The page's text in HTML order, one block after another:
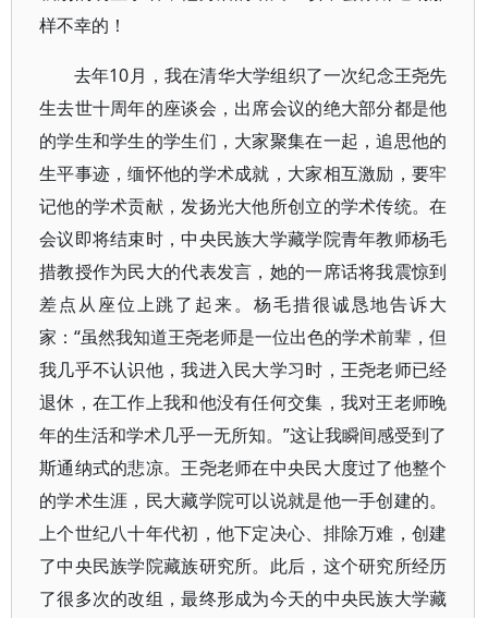
样不幸的！
去年10月，我在清华大学组织了一次纪念王尧先
生去世十周年的座谈会，出席会议的绝大部分都是他
的学生和学生的学生们，大家聚集在一起，追思他的
生平事迹，缅怀他的学术成就，大家相互激励，要牢
记他的学术贡献，发扬光大他所创立的学术传统。在
会议即将结束时，中央民族大学藏学院青年教师杨毛
措教授作为民大的代表发言，她的一席话将我震惊到
差点从座位上跳了起来。杨毛措很诚恳地告诉大
家：“虽然我知道王尧老师是一位出色的学术前辈，但
我几乎不认识他，我进入民大学习时，王尧老师已经
退休，在工作上我和他没有任何交集，我对王老师晚
年的生活和学术几乎一无所知。”这让我瞬间感受到了
斯通纳式的悲凉。王尧老师在中央民大度过了他整个
的学术生涯，民大藏学院可以说就是他一手创建的。
上个世纪八十年代初，他下定决心、排除万难，创建
了中央民族学院藏族研究所。此后，这个研究所经历
了很多次的改组，最终形成为今天的中央民族大学藏